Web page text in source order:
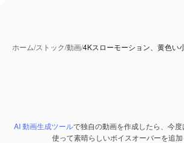
ホーム/ストック/動画/4Kスローモーション、黄色い
Premium
AI 動画生成ツールで独自の動画を作成したら、今度
使って素晴らしいボイスオーバーを追加